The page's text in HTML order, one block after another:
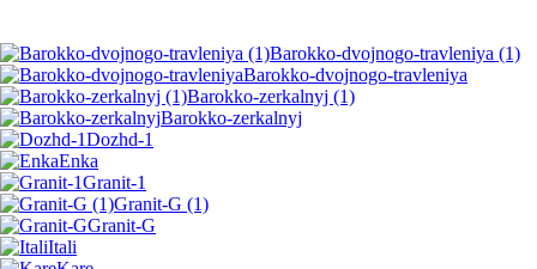
Barokko-dvojnogo-travleniya (1)
Barokko-dvojnogo-travleniya
Barokko-zerkalnyj (1)
Barokko-zerkalnyj
Dozhd-1
Enka
Granit-1
Granit-G (1)
Granit-G
Itali